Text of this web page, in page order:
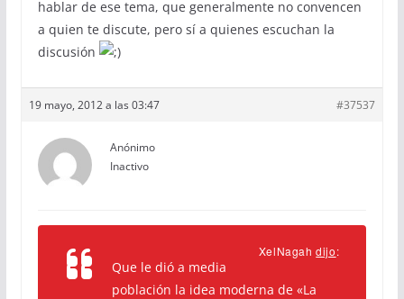
hablar de ese tema, que generalmente no convencen
a quien te discute, pero sí a quienes escuchan la
discusión
19 mayo, 2012 a las 03:47 #37537
Anónimo
Inactivo
XelNagahdijo:
Que le dió a media
población la idea moderna de «La